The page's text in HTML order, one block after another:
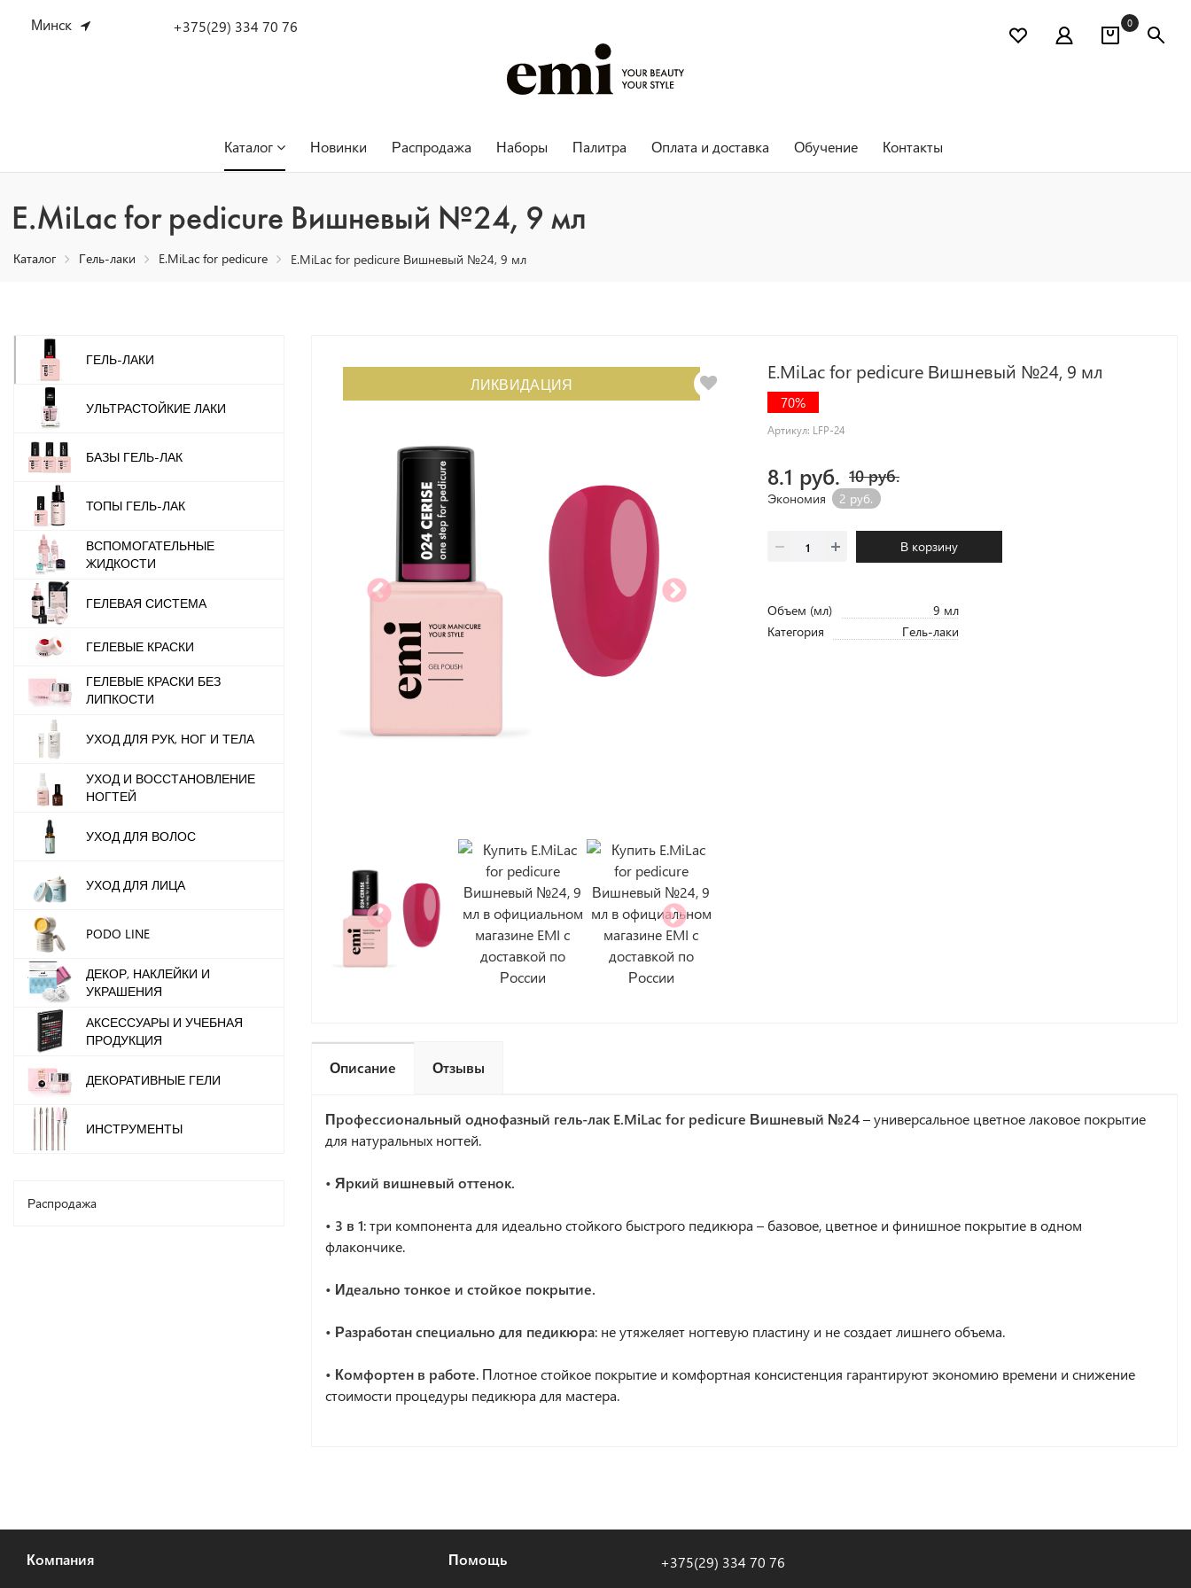
Минск +375(29) 334 70 76 0
Каталог Новинки Распродажа Наборы Палитра Оплата и доставка Обучение Контакты
E.MiLac for pedicure Вишневый №24, 9 мл
Каталог Гель-лаки E.MiLac for pedicure E.MiLac for pedicure Вишневый №24, 9 мл
ЛИКВИДАЦИЯ
E.MiLac for pedicure Вишневый №24, 9 мл
70%
Артикул: LFP-24
8.1 руб. 10 руб.
Экономия 2 руб.
В корзину
Объем (мл)
9 мл
Категория
Гель-лаки
Описание Отзывы
Профессиональный однофазный гель-лак E.MiLac for pedicure Вишневый №24– универсальное цветное лаковое покрытие
для натуральных ногтей.
• Яркий вишневый оттенок.
• 3 в 1: три компонента для идеально стойкого быстрого педикюра – базовое, цветное и финишное покрытие в одном
флакончике.
• Идеально тонкое и стойкое покрытие.
• Разработан специально для педикюра: не утяжеляет ногтевую пластину и не создает лишнего объема.
• Комфортен в работе. Плотное стойкое покрытие и комфортная консистенция гарантируют экономию времени и снижение
стоимости процедуры педикюра для мастера.
ГЕЛЬ-ЛАКИ
УЛЬТРАСТОЙКИЕ ЛАКИ
БАЗЫ ГЕЛЬ-ЛАК
ТОПЫ ГЕЛЬ-ЛАК
ВСПОМОГАТЕЛЬНЫЕ
ЖИДКОСТИ
ГЕЛЕВАЯ СИСТЕМА
ГЕЛЕВЫЕ КРАСКИ
ГЕЛЕВЫЕ КРАСКИ БЕЗ
ЛИПКОСТИ
УХОД ДЛЯ РУК, НОГ И ТЕЛА
УХОД И ВОССТАНОВЛЕНИЕ
НОГТЕЙ
УХОД ДЛЯ ВОЛОС
УХОД ДЛЯ ЛИЦА
PODO LINE
ДЕКОР, НАКЛЕЙКИ И
УКРАШЕНИЯ
АКСЕССУАРЫ И УЧЕБНАЯ
ПРОДУКЦИЯ
ДЕКОРАТИВНЫЕ ГЕЛИ
ИНСТРУМЕНТЫ
Распродажа
Компания Помощь +375(29) 334 70 76